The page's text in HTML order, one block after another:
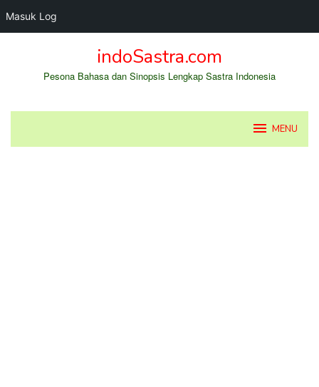
Masuk Log
indoSastra.com
Pesona Bahasa dan Sinopsis Lengkap Sastra Indonesia
MENU